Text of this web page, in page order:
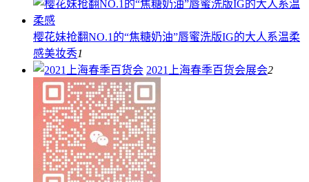
樱花妹抢翻NO.1的“焦糖奶油”唇蜜洗版IG的大人系温柔
感美妆秀1
2021上海春季百货会展会2